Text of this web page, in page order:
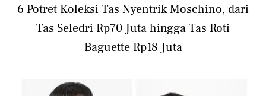
6 Potret Koleksi Tas Nyentrik Moschino, dari
Tas Seledri Rp70 Juta hingga Tas Roti
Baguette Rp18 Juta